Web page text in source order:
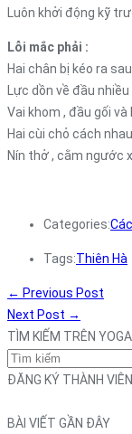
Luôn khởi động kỹ
Lỗi mắc phải :
Hai chân bị kéo ra
Lực dồn về đầu
Vai khom , đầu gối và
Hai cùi chỏ cách
Nín thở , cằm ngước
Categories:
Tags:Thiên Hà
← Previous Post
Next Post →
TÌM KIẾM TRÊN
ĐĂNG KÝ THÀNH VIÊN
BÀI VIẾT GẦN ĐÂY